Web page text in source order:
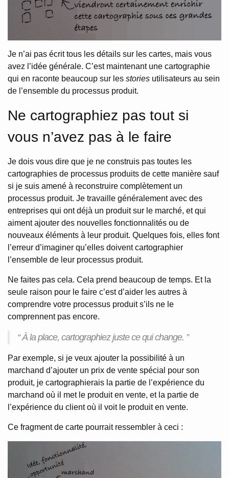
Je n’ai pas écrit tous les détails sur les cartes, mais vous
avez l’idée générale. C’est maintenant une cartographie
qui en raconte beaucoup sur les stories utilisateurs au sein
de l’ensemble du processus produit.
Ne cartographiez pas tout si
vous n’avez pas à le faire
Je dois vous dire que je ne construis pas toutes les
cartographies de processus produits de cette manière sauf
si je suis amené à reconstruire complètement un
processus produit. Je travaille généralement avec des
entreprises qui ont déjà un produit sur le marché, et qui
aiment ajouter des nouvelles fonctionnalités ou de
nouveaux éléments à leur produit. Quelques fois, elles font
l’erreur d’imaginer qu’elles doivent cartographier
l’ensemble de leur processus produit.
Ne faites pas cela. Cela prend beaucoup de temps. Et la
seule raison pour le faire c’est d’aider les autres à
comprendre votre processus produit s’ils ne le
comprennent pas encore.
“ À la place, cartographiez juste ce qui change. ”
Par exemple, si je veux ajouter la possibilité à un
marchand d’ajouter un prix de vente spécial pour son
produit, je cartographierais la partie de l’expérience du
marchand où il met le produit en vente, et la partie de
l’expérience du client où il voit le produit en vente.
Ce fragment de carte pourrait ressembler à ceci :